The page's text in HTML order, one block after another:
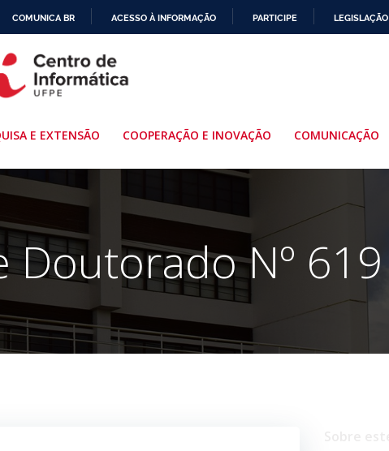
PARA
O
COMUNICA BR ACESSO À INFORMAÇÃO PARTICIPE LEGISLAÇÃO
E EXTENSÃO COOPERAÇÃO E INOVAÇÃO COMUNICAÇÃO
Doutorado Nº 619